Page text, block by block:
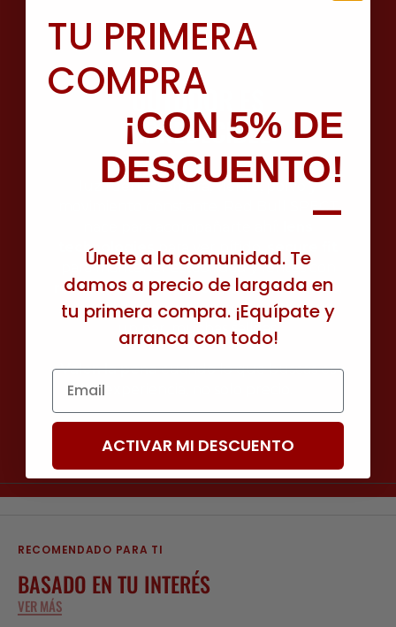
OUTDOOR ES
IMPREDECIBLE:
luz fuerte, sombra, viento, polvo y
movimiento constante. Red Bull SPECT
technologies
para ver nítido,
secure fit
para mantener estabilidad y lentes con
resistencia a arañazospara el uso diario.
Además deverse bien, sonmulti-sport:
un par, muchas salidas.
Valen la penacuando lo que buscas es
experiencia, no solo precio.
RECOMENDADO PARA TI
BASADO EN TU INTERÉS
VER MÁS
TU PRIMERA
COMPRA
¡CON 5% DE
DESCUENTO!
—
Únete a la comunidad. Te
damos a precio de largada en
tu primera compra. ¡Equípate y
arranca con todo!
Email
ACTIVAR MI DESCUENTO